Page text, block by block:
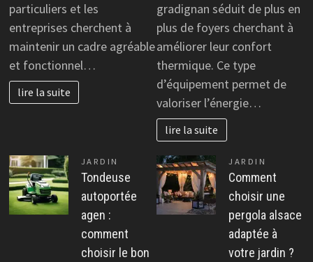
particuliers et les
entreprises cherchent à
maintenir un cadre agréable
et fonctionnel…
lire la suite
gradignan séduit de plus en
plus de foyers cherchant à
améliorer leur confort
thermique. Ce type
d’équipement permet de
valoriser l’énergie…
lire la suite
JARDIN
Tondeuse
autoportée
agen :
comment
choisir le bon
JARDIN
Comment
choisir une
pergola alsace
adaptée à
votre jardin ?